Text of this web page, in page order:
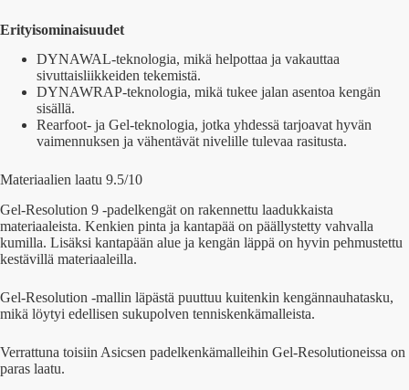
Erityisominaisuudet
DYNAWAL-teknologia, mikä helpottaa ja vakauttaa
sivuttaisliikkeiden tekemistä.
DYNAWRAP-teknologia, mikä tukee jalan asentoa kengän
sisällä.
Rearfoot- ja Gel-teknologia, jotka yhdessä tarjoavat hyvän
vaimennuksen ja vähentävät nivelille tulevaa rasitusta.
Materiaalien laatu 9.5/10
Gel-Resolution 9 -padelkengät on rakennettu laadukkaista
materiaaleista. Kenkien pinta ja kantapää on päällystetty vahvalla
kumilla. Lisäksi kantapään alue ja kengän läppä on hyvin pehmustettu
kestävillä materiaaleilla.
Gel-Resolution -mallin läpästä puuttuu kuitenkin kengännauhatasku,
mikä löytyi edellisen sukupolven tenniskenkämalleista.
Verrattuna toisiin Asicsen padelkenkämalleihin Gel-Resolutioneissa on
paras laatu.